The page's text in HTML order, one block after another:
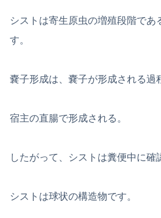
シストは寄生原虫の増殖段階であ
す。
嚢子形成は、嚢子が形成される過
宿主の直腸で形成される。
したがって、シストは糞便中に確
シストは球状の構造物です。